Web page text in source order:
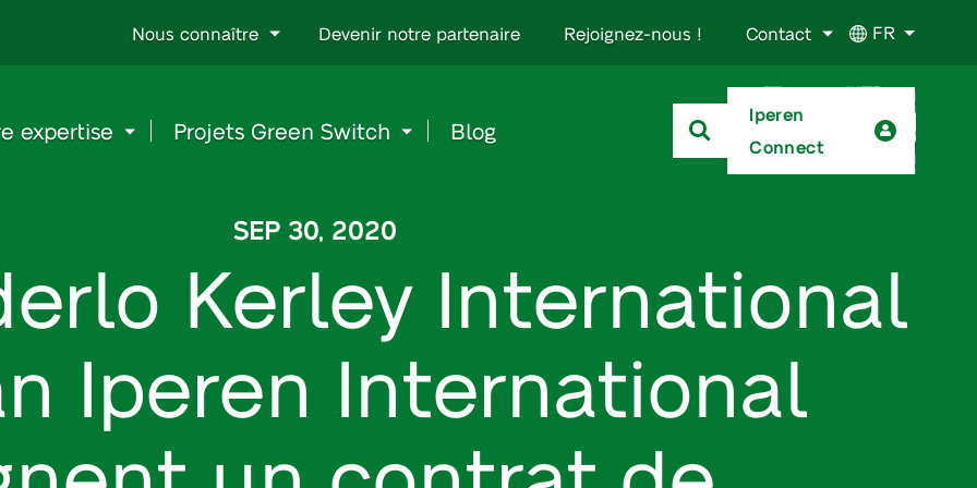
to
Nous connaître Devenir notre partenaire Rejoignez-nous ! Contact FR
expertise Projets Green Switch Blog
Iperen
Connect
SEP 30, 2020
Kerley International
Iperen International